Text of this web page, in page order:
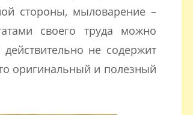
стороны, мыловарение –
своего труда можно
не содержит
оригинальный и полезный